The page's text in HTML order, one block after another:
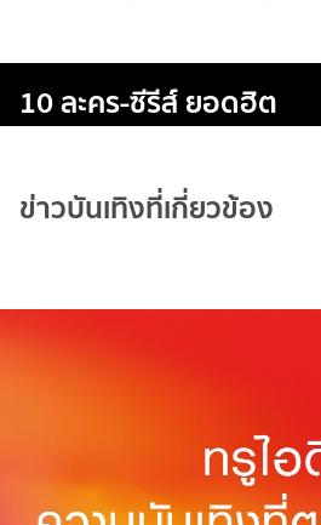
10 ละคร-ซีรีส์ ยอดฮิต
ข่าวบันเทิงที่เกี่ยวข้อง